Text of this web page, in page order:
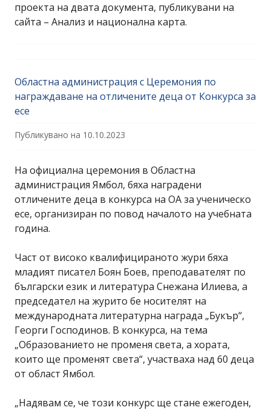
проекта на двата документа, публикувани на
сайта – Анализ и национална карта.
Областна администрация с Церемония по
награждаване на отличените деца от Конкурса за
есе
Публикувано на 10.10.2023
На официална церемония в Областна
администрация Ямбол, бяха наградени
отличените деца в конкурса на ОА за ученическо
есе, организиран по повод началото на учебната
година.
Част от високо квалифицираното жури бяха
младият писател Боян Боев, преподавателят по
български език и литература Снежана Илиева, а
председател на журито бе носителят на
международната литературна награда „Букър“,
Георги Господинов. В конкурса, на тема
„Образованието не променя света, а хората,
които ще променят света“, участваха над 60 деца
от област Ямбол.
„Надявам се, че този конкурс ще стане ежегоден,